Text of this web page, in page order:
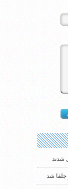
شدند
جلفا شد